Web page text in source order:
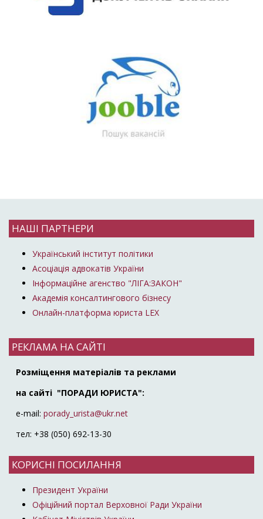
НАШІ ПАРТНЕРИ
Український інститут політики
Асоціація адвокатів України
Інформаційне агенство "ЛІГА:ЗАКОН"
Академія консалтингового бізнесу
Онлайн-платформа юриста LEX
РЕКЛАМА НА САЙТІ
Розміщення матеріалів та реклами
на сайті "ПОРАДИ ЮРИСТА":
e-mail: porady_urista@ukr.net
тел: +38 (050) 692-13-30
КОРИСНІ ПОСИЛАННЯ
Президент України
Офіційний портал Верховної Ради України